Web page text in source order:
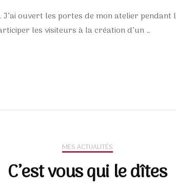
ouvert les portes de mon atelier pendant
les visiteurs à la création d’un …
MES ACTUALITÉS
C’est vous qui le dîtes